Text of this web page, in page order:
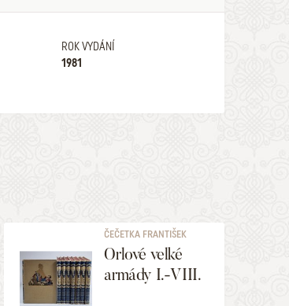
ROK VYDÁNÍ
1981
ČEČETKA FRANTIŠEK
JOSEF
Orlové velké
armády I.-VIII.